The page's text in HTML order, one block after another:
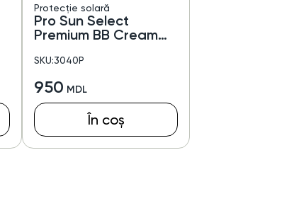
Protecție solară
Pro Sun Select
Premium BB Cream
SKU:3040P
950
În coș